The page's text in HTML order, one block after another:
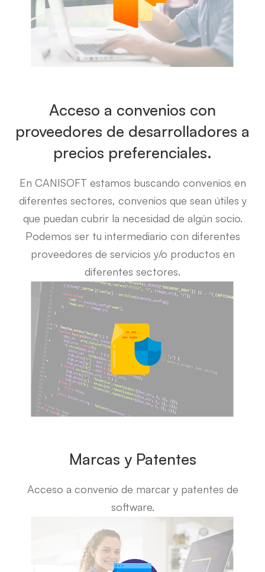
Acceso a convenios con
proveedores de desarrolladores a
precios preferenciales.
En CANISOFT estamos buscando convenios en
diferentes sectores, convenios que sean útiles y
que puedan cubrir la necesidad de algún socio.
Podemos ser tu intermediario con diferentes
proveedores de servicios y/o productos en
diferentes sectores.
Marcas y Patentes
Acceso a convenio de marcar y patentes de
software.